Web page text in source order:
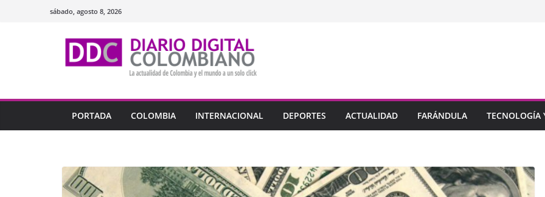
sábado, agosto 8, 2026
PORTADA COLOMBIA INTERNACIONAL DEPORTES ACTUALIDAD FARÁNDULA TECNOLOGÍA